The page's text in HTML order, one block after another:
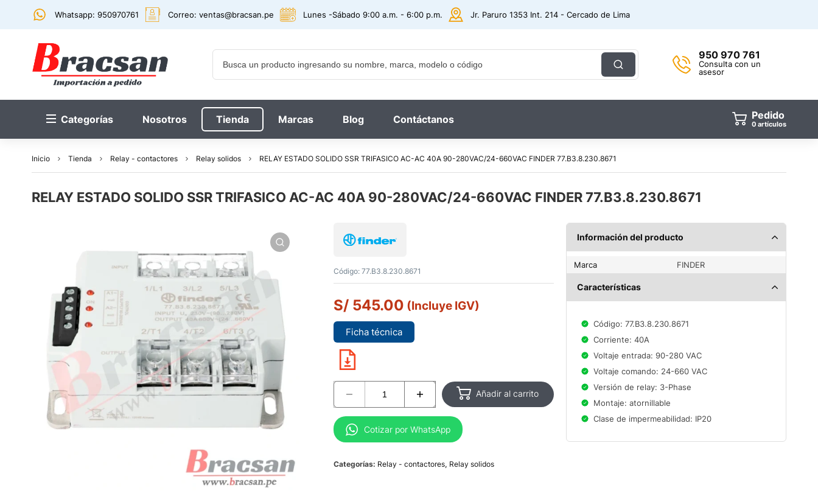
Whatsapp: 950970761 Correo: ventas@bracsan.pe Lunes -Sábado 9:00 a.m. - 6:00 p.m. Jr. Paruro 1353 Int. 214 - Cercado de Lima
950 970 761
Consulta con un
asesor
Categorías Nosotros Tienda Marcas Blog Contáctanos Pedido
0 artículos
Inicio Tienda Relay - contactores Relay solidos RELAY ESTADO SOLIDO SSR TRIFASICO AC-AC 40A 90-280VAC/24-660VAC FINDER 77.B3.8.230.8671
RELAY ESTADO SOLIDO SSR TRIFASICO AC-AC 40A 90-280VAC/24-660VAC FINDER 77.B3.8.230.8671
Código: 77.B3.8.230.8671
S/ 545.00 (Incluye IGV)
Ficha técnica
Añadir al carrito
Cotizar por WhatsApp
Categorías: Relay - contactores, Relay solidos
Información del producto
Marca FINDER
Características
Código: 77.B3.8.230.8671
Corriente: 40A
Voltaje entrada: 90-280 VAC
Voltaje comando: 24-660 VAC
Versión de relay: 3-Phase
Montaje: atornillable
Clase de impermeabilidad: IP20